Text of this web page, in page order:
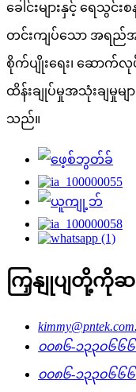
ခေါင်းများနှင့် ရေသွင်
တင်းကျပ်သော အရည်အ
စိုက်ပျိုးရေး၊ ဆောက်
ထိန်းချုပ်မှုအသုံးချမှုမ
သည်။
ကြှနျုပျတို့ကို
၀၀၈၆-၁၃၃၀၆၆
၀၀၈၆-၁၃၃၀၆၆